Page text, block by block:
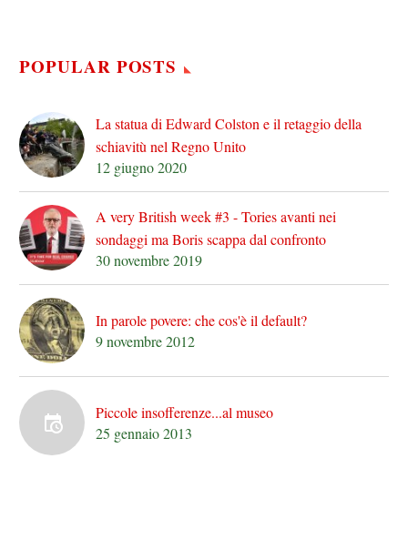
POPULAR POSTS
La statua di Edward Colston e il retaggio della
schiavitù nel Regno Unito
12 giugno 2020
A very British week #3 - Tories avanti nei
sondaggi ma Boris scappa dal confronto
30 novembre 2019
In parole povere: che cos'è il default?
9 novembre 2012
Piccole insofferenze...al museo
25 gennaio 2013